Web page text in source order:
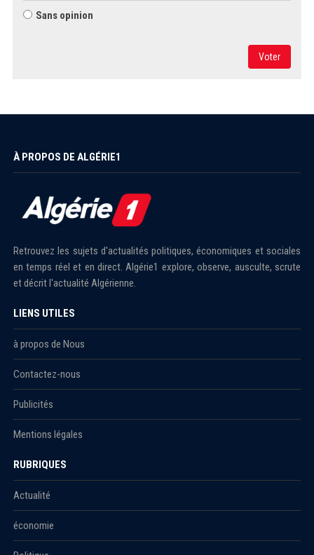
Sans opinion
Voter
À PROPOS DE ALGÉRIE1
Retrouvez les sujets d'actualités politiques, économiques et sociales
en temps réel et en direct. Algérie1 explore, observe, ausculte, scrute
et décrit l'actualité Algérienne.
LIENS UTILES
à propos de Nous
Contactez-nous
Publicités
Mentions légales
RUBRIQUES
Actualité
économie